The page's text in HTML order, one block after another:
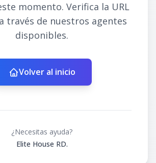
momento. Verifica la URL
través de nuestros agentes
disponibles.
Volver al inicio
¿Necesitas ayuda?
Elite House RD.